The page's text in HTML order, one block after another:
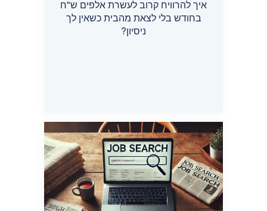
איך להרוויח קרוב לעשרת אלפים ש"ח
בחודש בלי לצאת מהבית כשאין לך
ניסיון?